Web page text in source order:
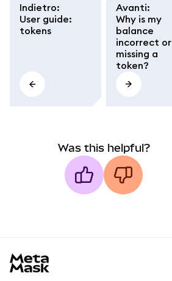
Indietro:
User guide:
tokens
Avanti:
Why is my
balance
incorrect or
missing a
token?
Was this helpful?